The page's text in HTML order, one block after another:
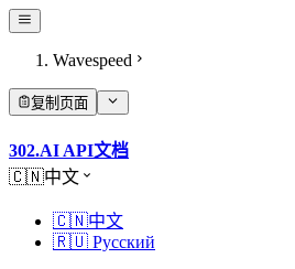
Wavespeed
复制页面
302.AI API文档
🇨🇳中文
🇨🇳中文
🇷🇺 Русский